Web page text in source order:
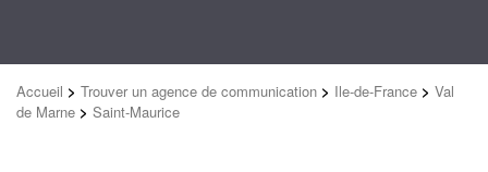
Accueil > Trouver un agence de communication > Ile-de-France > Val
de Marne > Saint-Maurice